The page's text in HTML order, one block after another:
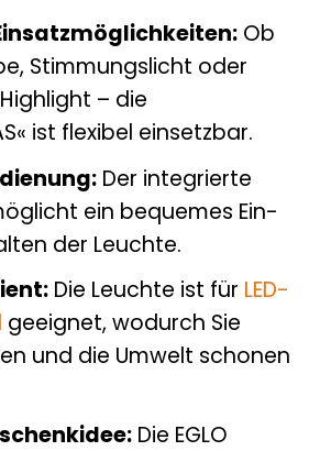
Ob
Stimmungslicht oder
– die
ist flexibel einsetzbar.
Der integrierte
ein bequemes Ein-
der Leuchte.
Die Leuchte ist für LED-
geeignet, wodurch Sie
und die Umwelt schonen
Die EGLO